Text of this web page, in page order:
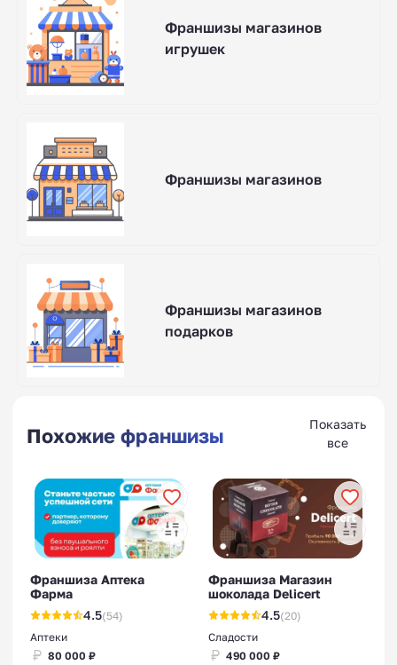
Франшизы магазинов
игрушек
Франшизы магазинов
Франшизы магазинов
подарков
Похожие франшизы
Показать
все
Франшиза Аптека
Фарма
4.5(54)
Аптеки
80 000 ₽
Франшиза Магазин
шоколада Delicert
4.5(20)
Сладости
490 000 ₽